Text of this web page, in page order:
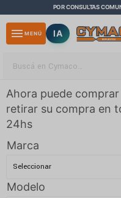
POR CONSULTAS
menu MENÚ IA
Ahora puede
retirar su compra en
24hs
Marca
Modelo
close